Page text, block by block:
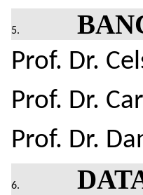
Prof. Dr.
Prof. Dr.
Prof. Dr.